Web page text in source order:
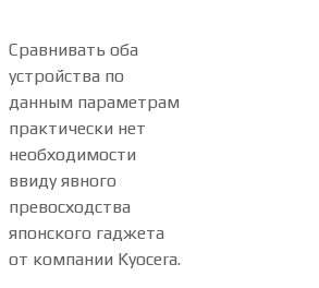
Сравнивать оба
устройства по
данным параметрам
практически нет
необходимости
ввиду явного
превосходства
японского гаджета
от компании Kyocera.